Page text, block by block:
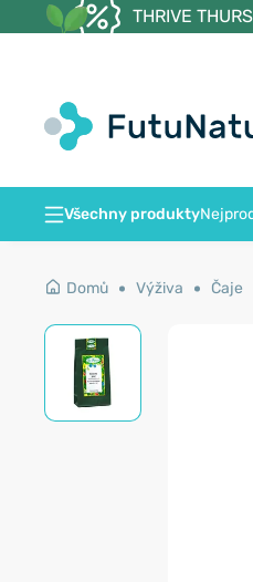
THRIVE
Všechny produkty
Domů Výživa Čaje